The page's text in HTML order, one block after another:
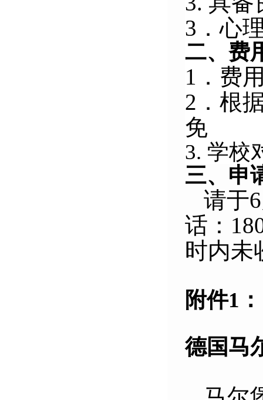
3．心
二、费
1．费
2．根
免
3. 学校
三、申
请于
话：
时内未
附件1：
德国马